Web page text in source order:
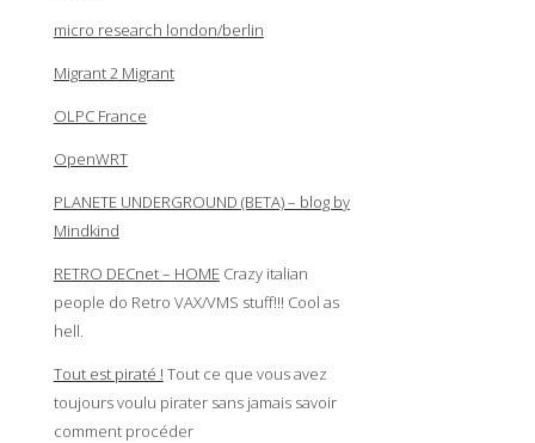
micro research london/berlin
Migrant 2 Migrant
OLPC France
OpenWRT
PLANETE UNDERGROUND (BETA) – blog by
Mindkind
RETRO DECnet – HOMECrazy italian
people do Retro VAX/VMS stuff!!! Cool as
hell.
Tout est piraté ! Tout ce que vous avez
toujours voulu pirater sans jamais savoir
comment procéder